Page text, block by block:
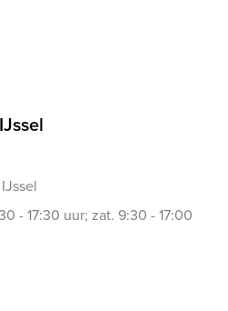
- 17:30 uur; zat. 9:30 - 17:00